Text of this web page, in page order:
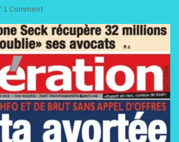
1 Comment